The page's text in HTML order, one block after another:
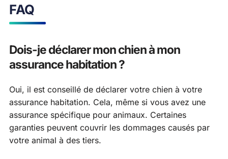
FAQ
Dois-je déclarer mon chien à mon
assurance habitation ?
Oui, il est conseillé de déclarer votre chien à votre
assurance habitation. Cela, même si vous avez une
assurance spécifique pour animaux. Certaines
garanties peuvent couvrir les dommages causés par
votre animal à des tiers.